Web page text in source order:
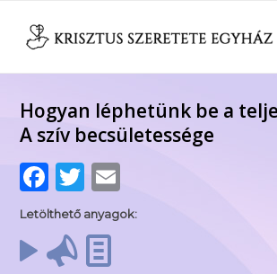
Hogyan léphetünk be a
A szív becsületessége
Facebook
Twitter